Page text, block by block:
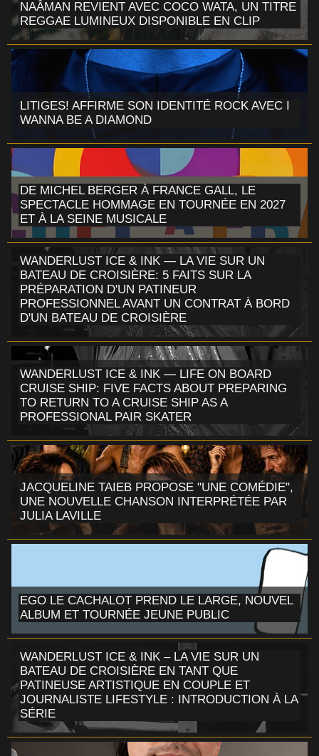
NAÂMAN REVIENT AVEC COCO WATA, UN TITRE
REGGAE LUMINEUX DISPONIBLE EN CLIP
LITIGES! AFFIRME SON IDENTITÉ ROCK AVEC I
WANNA BE A DIAMOND
DE MICHEL BERGER À FRANCE GALL, LE
SPECTACLE HOMMAGE EN TOURNÉE EN 2027
ET À LA SEINE MUSICALE
WANDERLUST ICE & INK — LA VIE SUR UN
BATEAU DE CROISIÈRE: 5 FAITS SUR LA
PRÉPARATION D'UN PATINEUR
PROFESSIONNEL AVANT UN CONTRAT À BORD
D'UN BATEAU DE CROISIÈRE
WANDERLUST ICE & INK — LIFE ON BOARD
CRUISE SHIP: FIVE FACTS ABOUT PREPARING
TO RETURN TO A CRUISE SHIP AS A
PROFESSIONAL PAIR SKATER
JACQUELINE TAIEB PROPOSE "UNE COMÉDIE",
UNE NOUVELLE CHANSON INTERPRÉTÉE PAR
JULIA LAVILLE
EGO LE CACHALOT PREND LE LARGE, NOUVEL
ALBUM ET TOURNÉE JEUNE PUBLIC
WANDERLUST ICE & INK – LA VIE SUR UN
BATEAU DE CROISIÈRE EN TANT QUE
PATINEUSE ARTISTIQUE EN COUPLE ET
JOURNALISTE LIFESTYLE : INTRODUCTION À LA
SÉRIE